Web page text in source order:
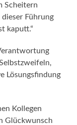
Scheitern
Führung
kaputt.“
Lösungsfindung
Kollegen
Glückwunsch